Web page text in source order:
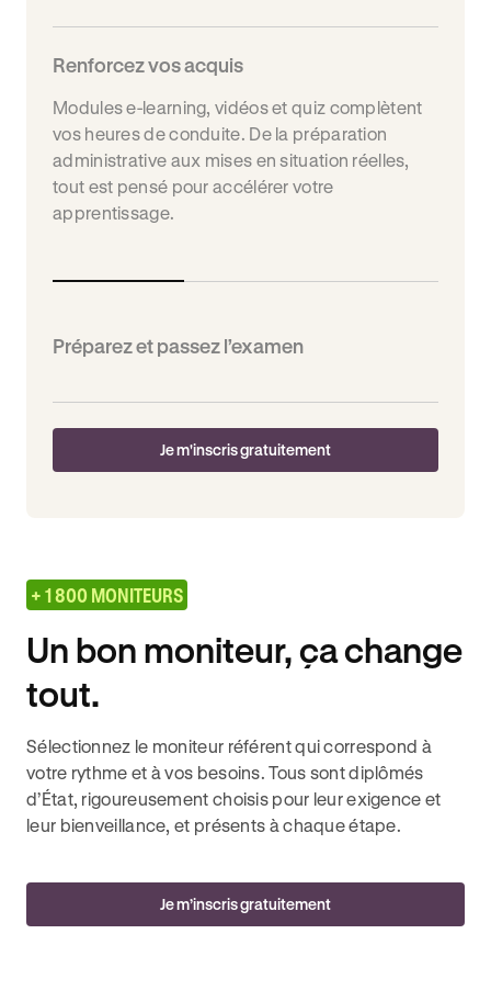
Renforcez vos acquis
Modules e-learning, vidéos et quiz complètent
vos heures de conduite. De la préparation
administrative aux mises en situation réelles,
tout est pensé pour accélérer votre
apprentissage.
Préparez et passez l’examen
Je m'inscris gratuitement
+ 1 800 MONITEURS
Un bon moniteur, ça change
tout.
Sélectionnez le moniteur référent qui correspond à
votre rythme et à vos besoins. Tous sont diplômés
d’État, rigoureusement choisis pour leur exigence et
leur bienveillance, et présents à chaque étape.
Je m’inscris gratuitement